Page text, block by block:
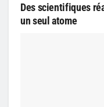
Des scientifiques
un seul atome